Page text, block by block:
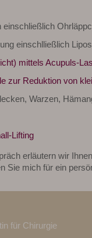
einschlließlich
mittels Acupuls-
zur Reduktion von
Warzen,
Lifting
erläutern wir
Sie mich für ein
für Chirurgie